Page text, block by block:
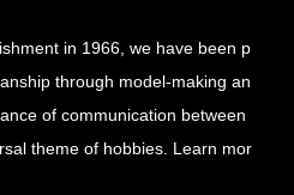
in 1966, we have been p
through model-making an
of communication between
theme of hobbies. Learn mor